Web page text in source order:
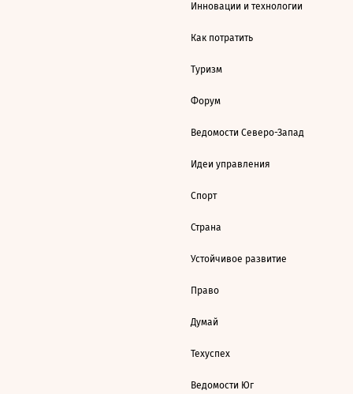
Инновации и технологии
Как потратить
Туризм
Форум
Ведомости Северо-Запад
Идеи управления
Спорт
Страна
Устойчивое развитие
Право
Думай
Техуспех
Ведомости Юг